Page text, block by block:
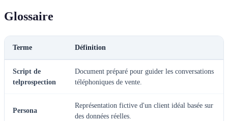
Glossaire
Terme Définition
Script de
telprospection
Document préparé pour guider les conversations
téléphoniques de vente.
Persona
Représentation fictive d'un client idéal basée sur
des données réelles.